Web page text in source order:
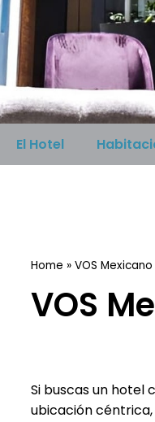
El Hotel
Home » VOS Mexicano
VOS
Si buscas un hotel
ubicación céntrica,